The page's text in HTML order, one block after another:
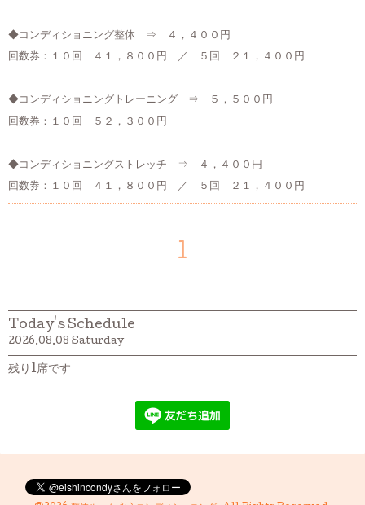
◆コンディショニング整体 ⇒ ４，４００円
回数券：１０回 ４１，８００円 ／ ５回 ２１，４００円
◆コンディショニングトレーニング ⇒ ５，５００円
回数券：１０回 ５２，３００円
◆コンディショニングストレッチ ⇒ ４，４００円
回数券：１０回 ４１，８００円 ／ ５回 ２１，４００円
1
Today's Schedule
2026.08.08 Saturday
残り1席です